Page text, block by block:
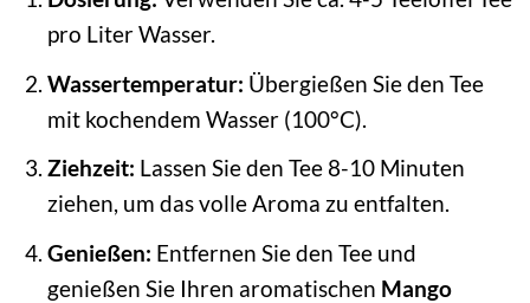
pro Liter Wasser.
Wassertemperatur: Übergießen Sie den Tee
mit kochendem Wasser (100°C).
Ziehzeit: Lassen Sie den Tee 8-10 Minuten
ziehen, um das volle Aroma zu entfalten.
Genießen: Entfernen Sie den Tee und
genießen Sie Ihren aromatischen Mango